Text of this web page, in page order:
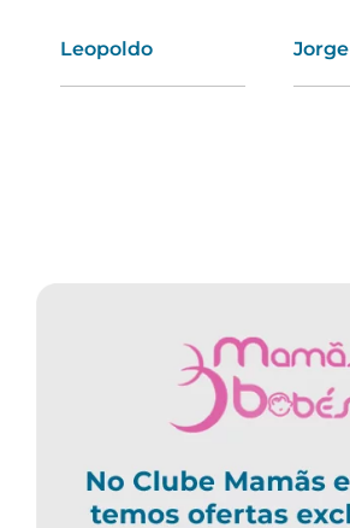
Leopoldo Jorge
Tatiana Leila